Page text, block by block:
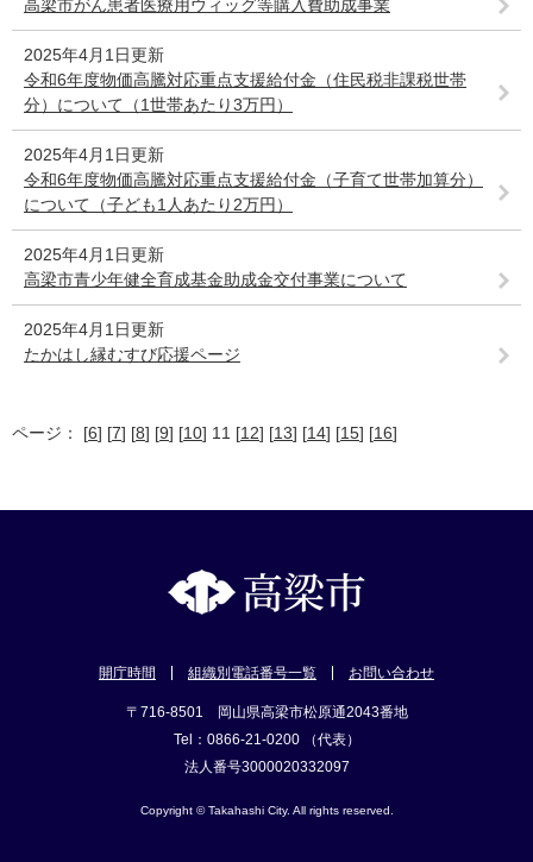
高梁市がん患者医療用ウィッグ等購入費助成事業
2025年4月1日更新
令和6年度物価高騰対応重点支援給付金（住民税非課税世帯
分）について（1世帯あたり3万円）
2025年4月1日更新
令和6年度物価高騰対応重点支援給付金（子育て世帯加算分）
について（子ども1人あたり2万円）
2025年4月1日更新
高梁市青少年健全育成基金助成金交付事業について
2025年4月1日更新
たかはし縁むすび応援ページ
ページ： [6] [7] [8] [9] [10] 11 [12] [13] [14] [15] [16]
開庁時間 組織別電話番号一覧 お問い合わせ
〒716-8501 岡山県高梁市松原通2043番地
Tel：0866-21-0200 （代表）
法人番号3000020332097
Copyright © Takahashi City. All rights reserved.